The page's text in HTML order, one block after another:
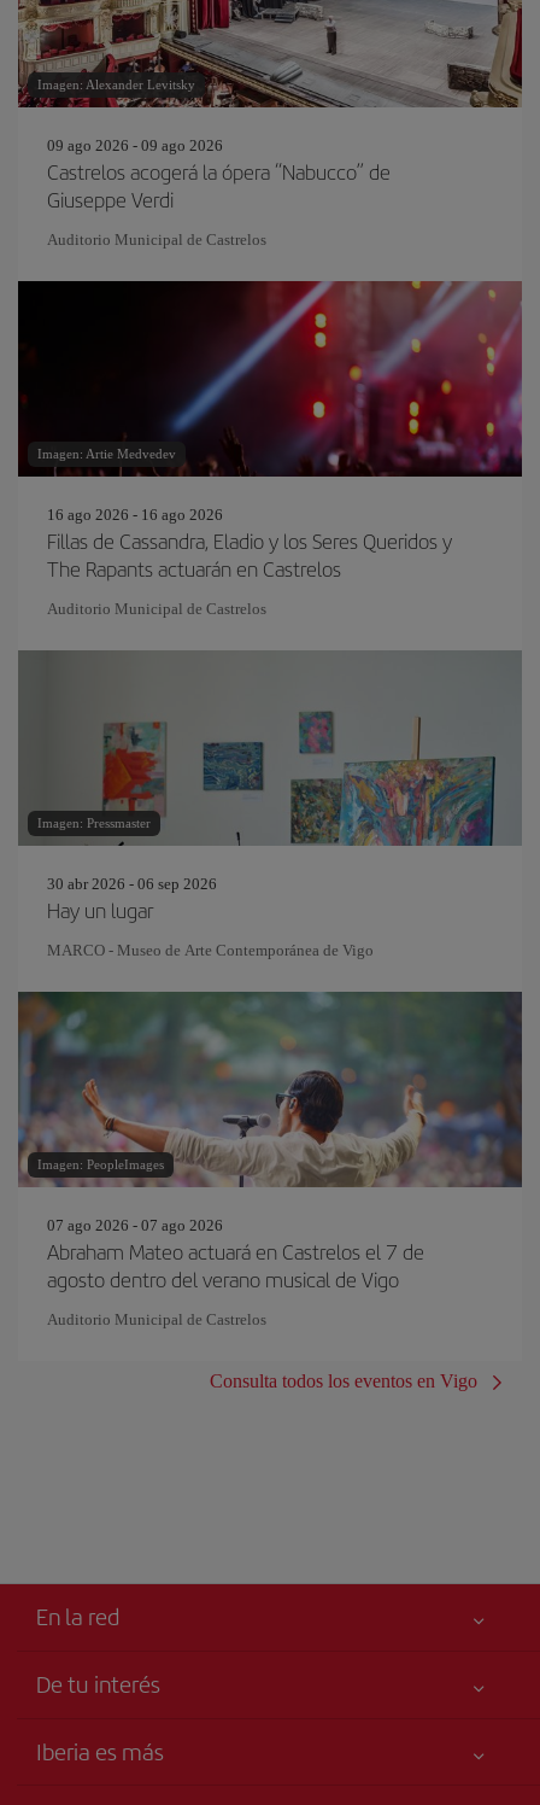
Imagen: Alexander Levitsky
09 ago 2026 - 09 ago 2026
Castrelos acogerá la ópera “Nabucco” de
Giuseppe Verdi
Auditorio Municipal de Castrelos
Imagen: Artie Medvedev
16 ago 2026 - 16 ago 2026
Fillas de Cassandra, Eladio y los Seres Queridos y
The Rapants actuarán en Castrelos
Auditorio Municipal de Castrelos
Imagen: Pressmaster
30 abr 2026 - 06 sep 2026
Hay un lugar
MARCO - Museo de Arte Contemporánea de Vigo
Imagen: PeopleImages
07 ago 2026 - 07 ago 2026
Abraham Mateo actuará en Castrelos el 7 de
agosto dentro del verano musical de Vigo
Auditorio Municipal de Castrelos
Consulta todos los eventos en Vigo
En la red
De tu interés
Tu seguridad es lo primero
Iberia es más